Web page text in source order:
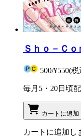
Ｓｈｏ－Ｃｏ
500/¥550(税
毎月5・20日頃
カートに追加
カートに追加し